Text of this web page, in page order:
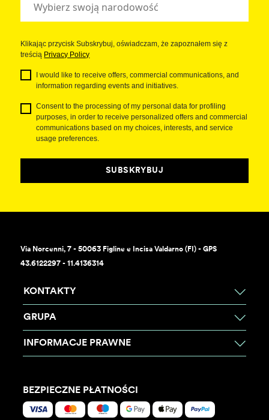
Klikając przycisk Subskrybuj, oświadczam, że zapoznałem się z
treścią Privacy Policy
I would like to receive offers, commercial communications, and
information regarding events and initiatives.
Consent to the processing of my personal data for profiling
purposes, in order to receive personalized offers and commercial
communications based on my choices, interests, and service
usage preferences.
SUBSKRYBUJ
Via Norcenni, 7 - 50063 Figline e Incisa Valdarno (FI) - GPS
43.6122297 - 11.4136314
KONTAKTY
GRUPA
INFORMACJE PRAWNE
BEZPIECZNE PŁATNOŚCI